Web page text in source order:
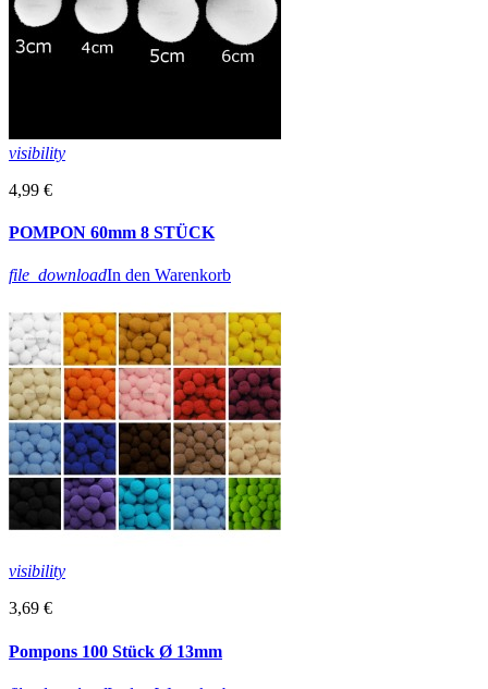
visibility
4,99 €
POMPON 60mm 8 STÜCK
file_downloadIn den Warenkorb
visibility
3,69 €
Pompons 100 Stück Ø 13mm